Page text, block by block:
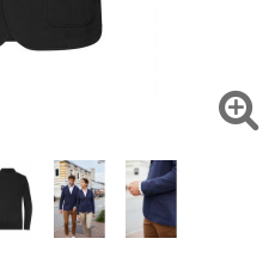
pour votre besoin
